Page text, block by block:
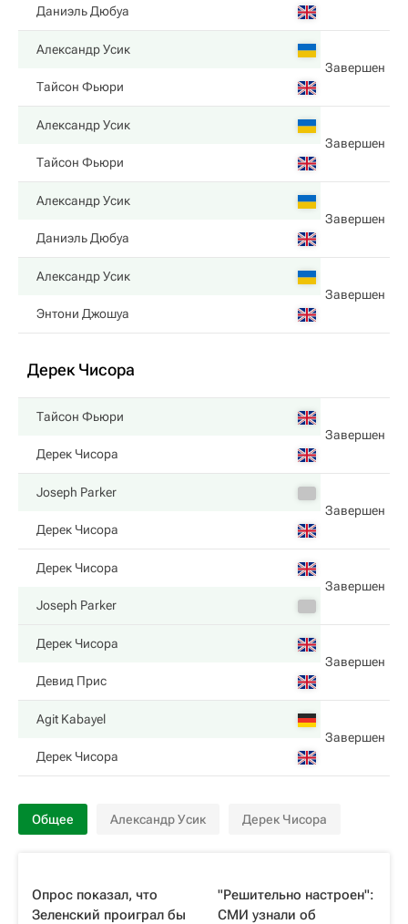
Даниэль Дюбуа
Александр Усик
Завершен
Тайсон Фьюри
Александр Усик
Завершен
Тайсон Фьюри
Александр Усик
Завершен
Даниэль Дюбуа
Александр Усик
Завершен
Энтони Джошуа
Дерек Чисора
Тайсон Фьюри
Завершен
Дерек Чисора
Joseph Parker
Завершен
Дерек Чисора
Дерек Чисора
Завершен
Joseph Parker
Дерек Чисора
Завершен
Девид Прис
Agit Kabayel
Завершен
Дерек Чисора
Общее Александр Усик Дерек Чисора
Опрос показал, что
Зеленский проиграл бы
"Решительно настроен":
СМИ узнали об